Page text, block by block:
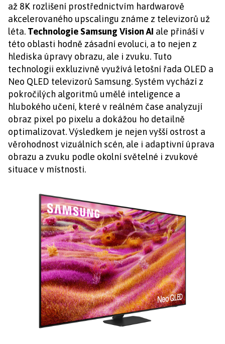
až 8K rozlišení prostřednictvím hardwarově
akcelerovaného upscalingu známe z televizorů už
léta. Technologie Samsung Vision AI ale přináší v
této oblasti hodně zásadní evoluci, a to nejen z
hlediska úpravy obrazu, ale i zvuku. Tuto
technologii exkluzivně využívá letošní řada OLED a
Neo QLED televizorů Samsung. Systém vychází z
pokročilých algoritmů umělé inteligence a
hlubokého učení, které v reálném čase analyzují
obraz pixel po pixelu a dokážou ho detailně
optimalizovat. Výsledkem je nejen vyšší ostrost a
věrohodnost vizuálních scén, ale i adaptivní úprava
obrazu a zvuku podle okolní světelné i zvukové
situace v místnosti.